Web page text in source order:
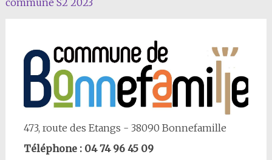
473, route des Etangs - 38090 Bonnefamille
Téléphone : 04 74 96 45 09